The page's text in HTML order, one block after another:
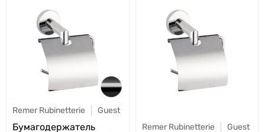
Remer Rubinetterie Guest
Бумагодержатель
Remer Rubinetterie Guest